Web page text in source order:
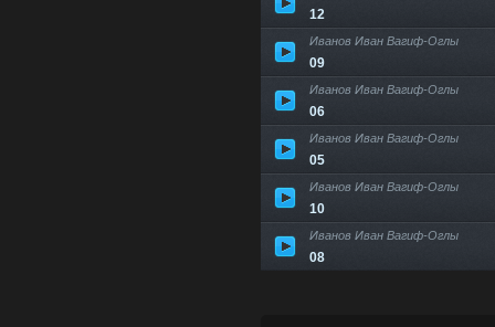
12
Иванов Иван Вагиф-Оглы
09
Иванов Иван Вагиф-Оглы
06
Иванов Иван Вагиф-Оглы
05
Иванов Иван Вагиф-Оглы
10
Иванов Иван Вагиф-Оглы
08